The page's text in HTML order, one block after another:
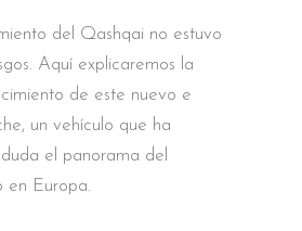
del Qashqai no estuvo
Aquí explicaremos la
de este nuevo e
un vehículo que ha
el panorama del
en Europa.